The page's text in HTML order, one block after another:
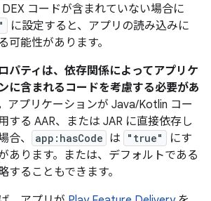
DEX コードが含まれていない場合に
に設定すると、アプリの読み込みに
可能性があります。
パティは、依存関係によってアプリケ
に含まれるコードを考慮する必要があ
アプリケーションが Java/Kotlin コー
する AAR、または JAR に直接依存し
合、
app:hasCode は "true"
にす
あります。または、デフォルトである
することもできます。